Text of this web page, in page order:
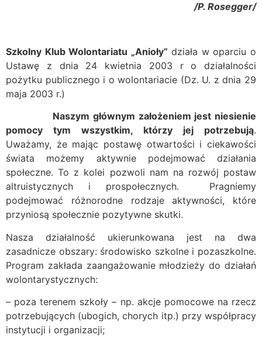
/P. Rosegger/
Szkolny Klub Wolontariatu „Anioły” działa w oparciu o
Ustawę z dnia 24 kwietnia 2003 r o działalności
pożytku publicznego i o wolontariacie (Dz. U. z dnia 29
maja 2003 r.)
Naszym głównym założeniem jest niesienie
pomocy tym wszystkim, którzy jej potrzebują.
Uważamy, że mając postawę otwartości i ciekawości
świata możemy aktywnie podejmować działania
społeczne. To z kolei pozwoli nam na rozwój postaw
altruistycznych i prospołecznych. Pragniemy
podejmować różnorodne rodzaje aktywności, które
przyniosą społecznie pozytywne skutki.
Nasza działalność ukierunkowana jest na dwa
zasadnicze obszary: środowisko szkolne i pozaszkolne.
Program zakłada zaangażowanie młodzieży do działań
wolontarystycznych:
– poza terenem szkoły – np. akcje pomocowe na rzecz
potrzebujących (ubogich, chorych itp.) przy współpracy
instytucji i organizacji;